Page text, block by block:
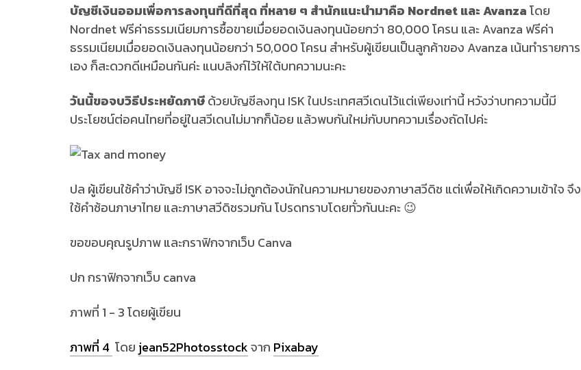
บัญชีเงินออมเพื่อการลงทุนที่ดีที่สุด ที่หลาย ๆ สำนักแนะนำมาคือ Nordnet และ Avanzaโดย
Nordnet ฟรีค่าธรรมเนียมการซื้อขายเมื่อยอดเงินลงทุนน้อยกว่า 80,000 โครน และ Avanza ฟรีค่า
ธรรมเนียมเมื่อยอดเงินลงทุนน้อยกว่า 50,000 โครน สำหรับผู้เขียนเป็นลูกค้าของ Avanza เน้นทำรายการ
เอง ก็สะดวกดีเหมือนกันค่ะ แนบลิงก์ไว้ให้ใต้บทความนะคะ
วันนี้ขอจบวิธีประหยัดภาษีด้วยบัญชีลงทุน ISK ในประเทศสวีเดนไว้แต่เพียงเท่านี้ หวังว่าบทความนี้มี
ประโยชน์ต่อคนไทยที่อยู่ในสวีเดนไม่มากก็น้อย แล้วพบกันใหม่กับบทความเรื่องถัดไปค่ะ
ปล ผู้เขียนใช้คำว่าบัญชี ISK อาจจะไม่ถูกต้องนักในความหมายของภาษาสวีดิช แต่เพื่อให้เกิดความเข้าใจ จึง
ใช้คำซ้อนภาษาไทย และภาษาสวีดิชรวมกัน โปรดทราบโดยทั่วกันนะคะ 😉
ขอขอบคุณรูปภาพ และกราฟิกจากเว็บ Canva
ปก กราฟิกจากเว็บ canva
ภาพที่ 1 - 3 โดยผู้เขียน
ภาพที่ 4 โดย jean52Photosstockจาก Pixabay